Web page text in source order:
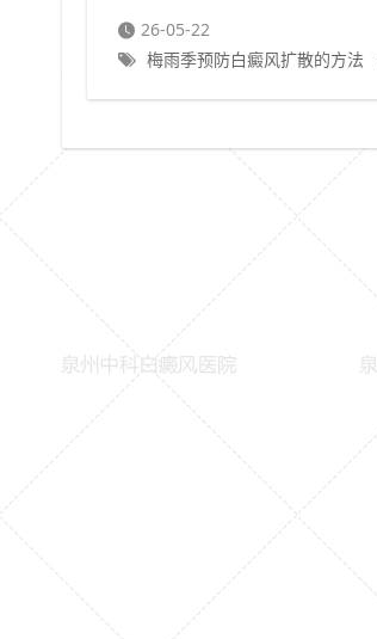
26-05-22
梅雨季预防白癜风扩散的方法